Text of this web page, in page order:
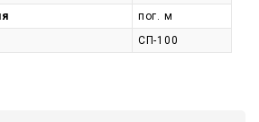
пог. м
СП-100